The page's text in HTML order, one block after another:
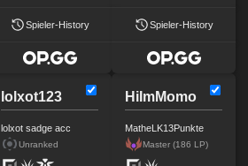
Spieler-History Spieler-History
lolxot123
lolxot sadge acc
Unranked
HiImMomo
MatheLK13Punkte
Master (186 LP)